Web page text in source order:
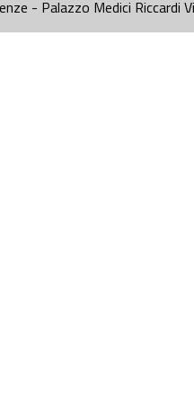
- Palazzo Medici Riccardi